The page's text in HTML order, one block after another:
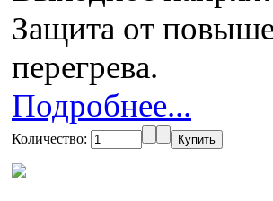
Защита от
перегрева.
Подробнее...
Количество: